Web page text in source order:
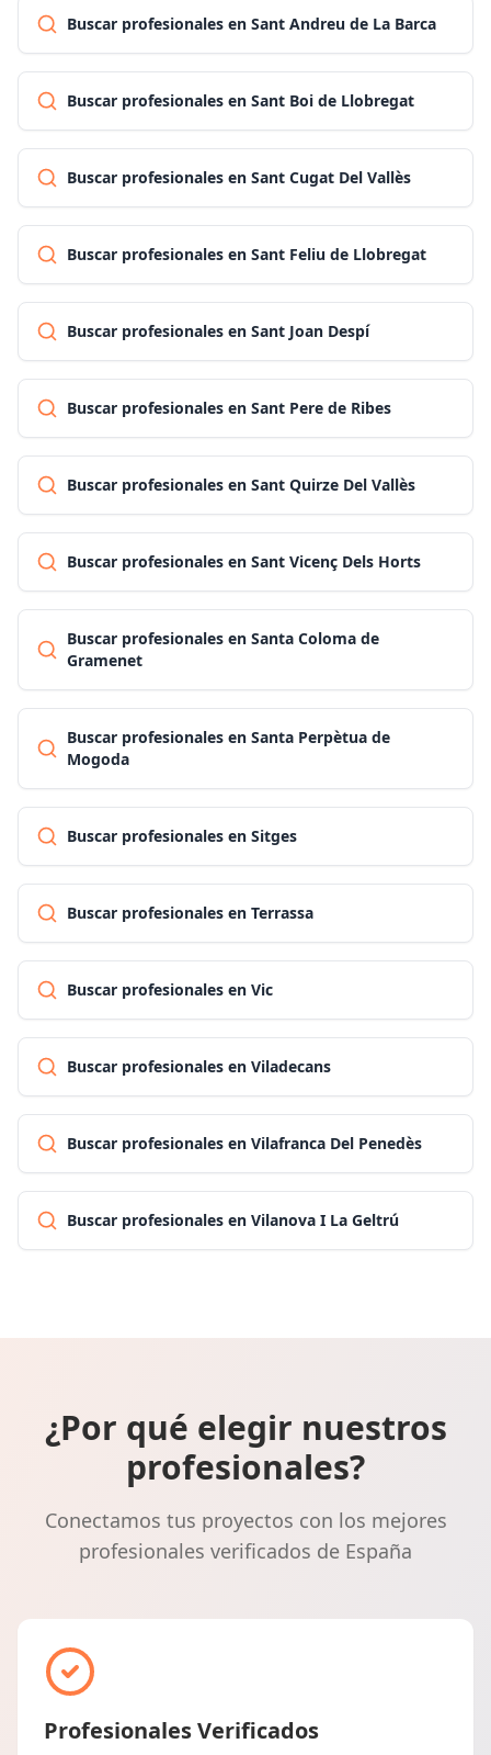
Buscar profesionales en Sant Andreu de La Barca
Buscar profesionales en Sant Boi de Llobregat
Buscar profesionales en Sant Cugat Del Vallès
Buscar profesionales en Sant Feliu de Llobregat
Buscar profesionales en Sant Joan Despí
Buscar profesionales en Sant Pere de Ribes
Buscar profesionales en Sant Quirze Del Vallès
Buscar profesionales en Sant Vicenç Dels Horts
Buscar profesionales en Santa Coloma de
Gramenet
Buscar profesionales en Santa Perpètua de
Mogoda
Buscar profesionales en Sitges
Buscar profesionales en Terrassa
Buscar profesionales en Vic
Buscar profesionales en Viladecans
Buscar profesionales en Vilafranca Del Penedès
Buscar profesionales en Vilanova I La Geltrú
¿Por qué elegir nuestros
profesionales?
Conectamos tus proyectos con los mejores
profesionales verificados de España
Profesionales Verificados